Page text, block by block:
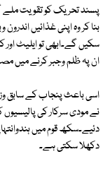
پسند تحریک کو تقویت
بنا کر وہ اپنی غذائیں
سکیں گے۔ابھی تو ایلیٹ اور
ان پہ ظلم وجبر کرنے میں
اسی باعث پنجاب کے سابق
نے مودی سرکار کی
دئیے۔سکھ قوم میں
دکھلا سکتی ہے۔